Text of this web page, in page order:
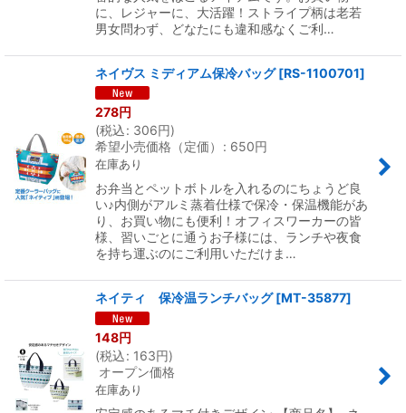
に、レジャーに、大活躍！ストライプ柄は老若
男女問わず、どなたにも違和感なくご利…
ネイヴス ミディアム保冷バッグ [RS-1100701]
278円
(税込: 306円)
希望小売価格（定価）
: 650円
在庫あり
お弁当とペットボトルを入れるのにちょうど良
い♪内側がアルミ蒸着仕様で保冷・保温機能があ
り、お買い物にも便利！オフィスワーカーの皆
様、習いごとに通うお子様には、ランチや夜食
を持ち運ぶのにご利用いただけま…
ネイティ 保冷温ランチバッグ [MT-35877]
148円
(税込: 163円)
オープン価格
在庫あり